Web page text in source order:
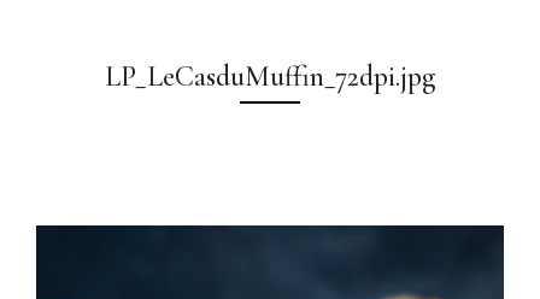
LP_LeCasduMuffin_72dpi.jpg